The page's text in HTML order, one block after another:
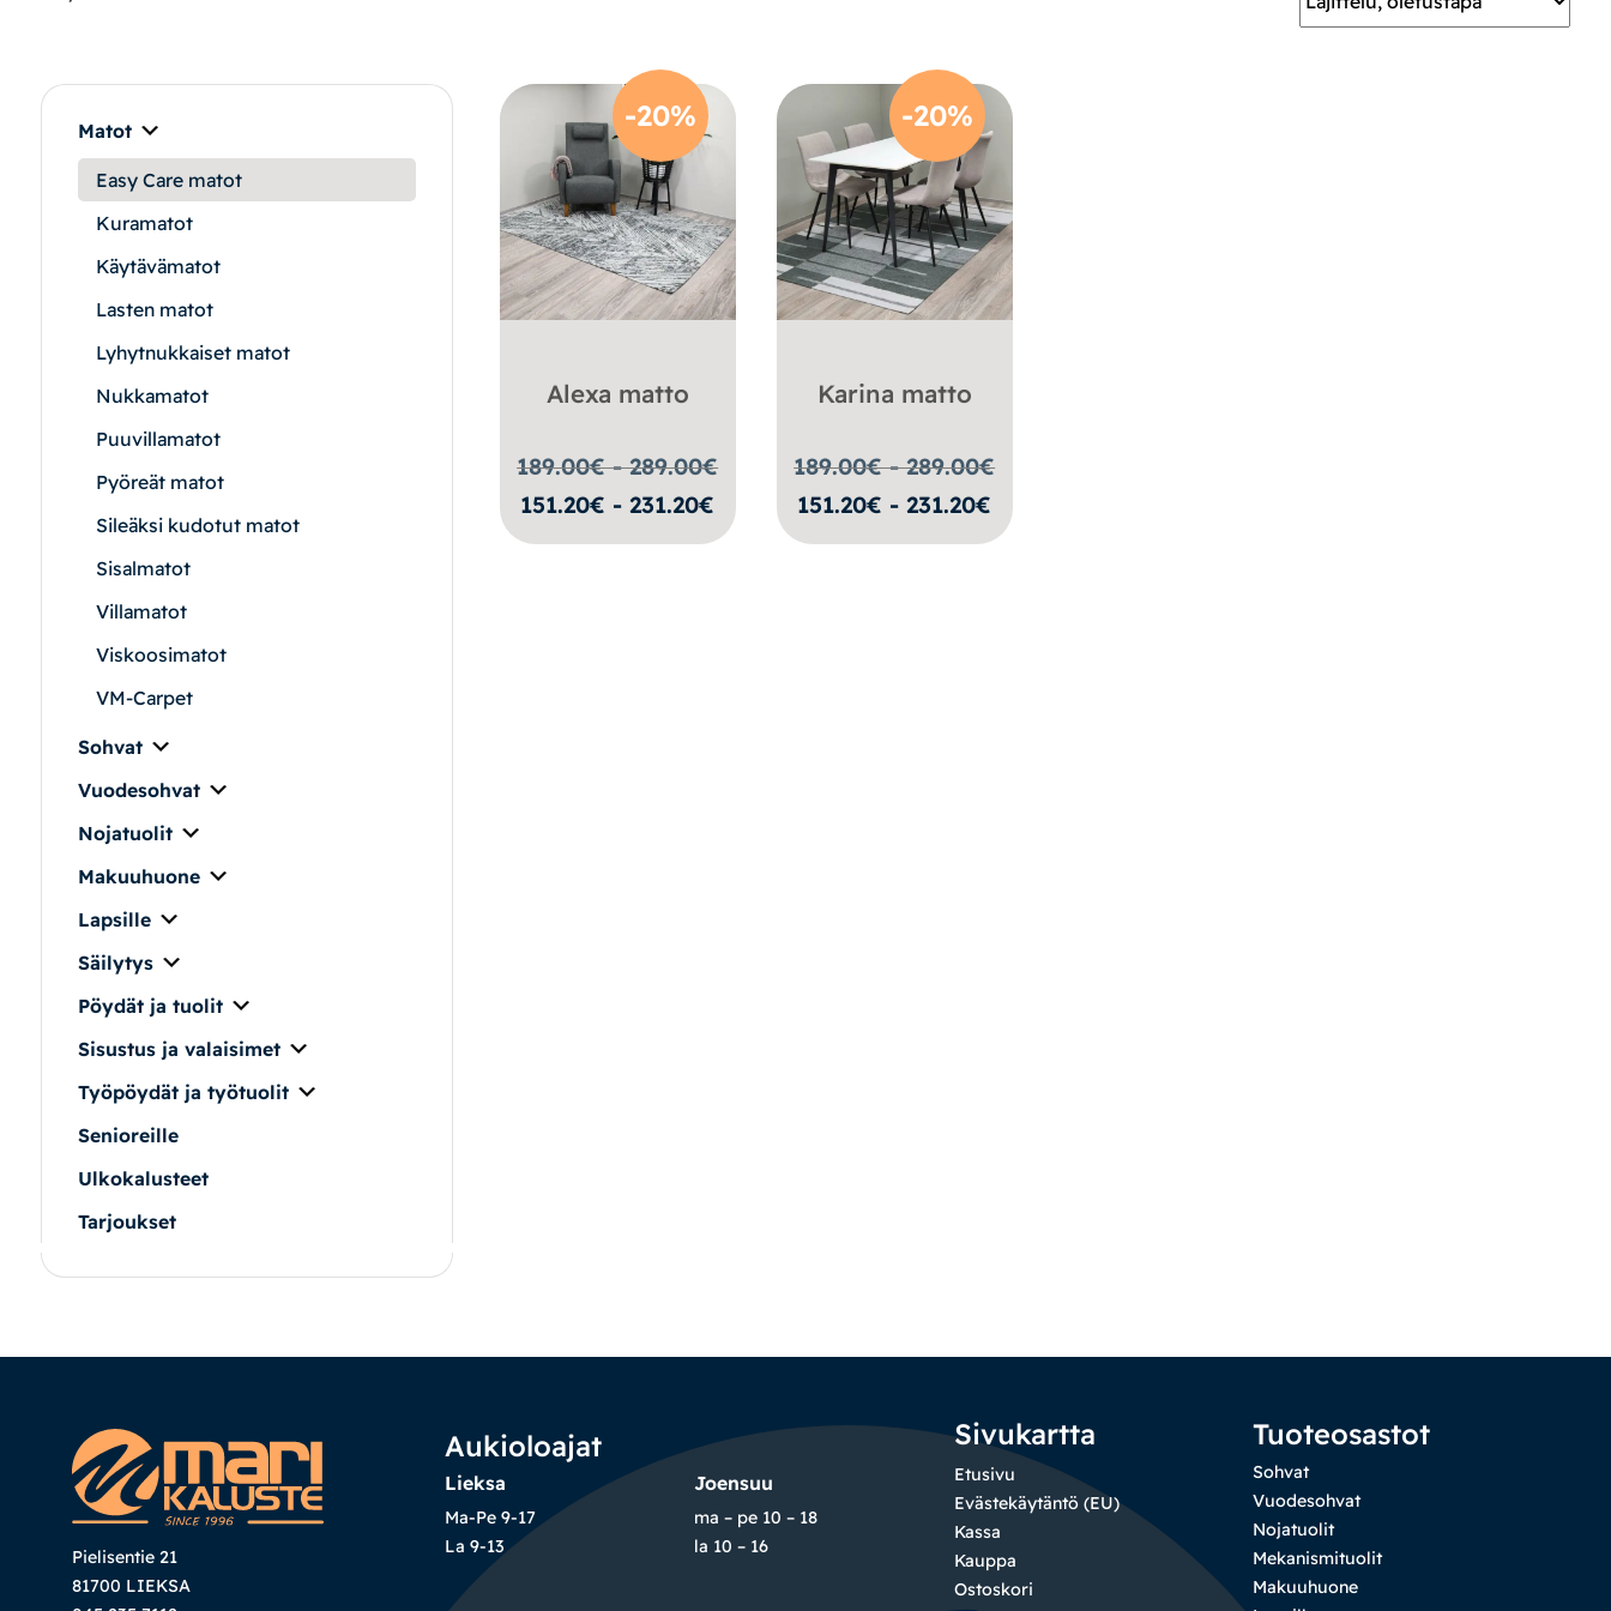
Säilytys
Työpöydät ja työtuolit
Matot
Valaisimet
Senioreille
Oma tili
Matot
Easy Care matot
Kuramatot
Käytävämatot
Lasten matot
Lyhytnukkaiset matot
Nukkamatot
Puuvillamatot
Pyöreät matot
Sileäksi kudotut matot
Sisalmatot
Villamatot
Viskoosimatot
VM-Carpet
Sohvat
Vuodesohvat
Nojatuolit
Makuuhuone
Lapsille
Säilytys
Pöydät ja tuolit
Sisustus ja valaisimet
Työpöydät ja työtuolit
Senioreille
Ulkokalusteet
Tarjoukset
-20%
Alexa matto
189.00€ - 289.00€
151.20€ - 231.20€
-20%
Karina matto
189.00€ - 289.00€
151.20€ - 231.20€
Pielisentie 21
81700 LIEKSA
Aukioloajat
Lieksa
Ma-Pe 9-17
La 9-13
Joensuu
ma – pe 10 – 18
la 10 – 16
Sivukartta
Etusivu
Evästekäytäntö (EU)
Kassa
Kauppa
Ostoskori
Tuoteosastot
Sohvat
Vuodesohvat
Nojatuolit
Mekanismituolit
Makuuhuone